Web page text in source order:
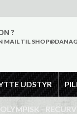
?
MAIL TIL
UDSTYR
OLYMPISK -